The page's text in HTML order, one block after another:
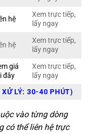
hệ
Xem trực tiếp,
lấy ngay
hệ
Xem trực tiếp,
lấy ngay
giá
đây
Xem trực tiếp,
lấy ngay
LÝ: 30-40 PHÚT)
vào từng dòng
có thể liên hệ trực